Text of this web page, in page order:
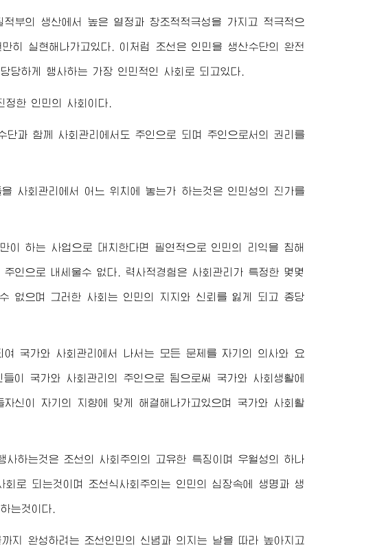
부의 생산에서 높은 열정과 창조적적극성을 가지고 적극적으
히 실현해나가고있다. 이처럼 조선은 인민을 생산수단의 완전
당하게 행사하는 가장 인민적인 사회로 되고있다.
한 인민의 사회이다.
과 함께 사회관리에서도 주인으로 되며 주인으로서의 권리를
사회관리에서 어느 위치에 놓는가 하는것은 인민성의 진가를
이 하는 사업으로 대치한다면 필연적으로 인민의 리익을 침해
인으로 내세울수 없다. 력사적경험은 사회관리가 특정한 몇몇
없으며 그러한 사회는 인민의 지지와 신뢰를 잃게 되고 종당
국가와 사회관리에서 나서는 모든 문제를 자기의 의사와 요
이 국가와 사회관리의 주인으로 됨으로써 국가와 사회생활에
신이 자기의 지향에 맞게 해결해나가고있으며 국가와 사회활
하는것은 조선의 사회주의의 고유한 특징이며 우월성의 하나
로 되는것이며 조선식사회주의는 인민의 심장속에 생명과 생
는것이다.
지 완성하려는 조선인민의 신념과 의지는 날을 따라 높아지고